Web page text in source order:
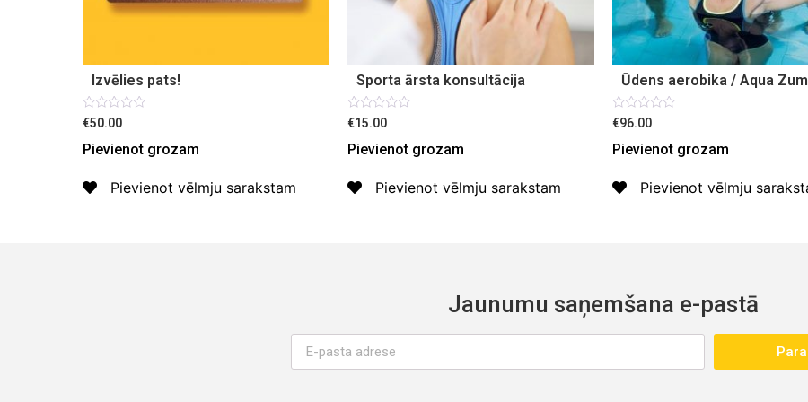
Izvēlies pats!
Novērtēts
ar
0
no
€50.00
Pievienot grozam
Pievienot vēlmju sarakstam
Sporta ārsta konsultācija
Novērtēts
ar
0
no
€15.00
Pievienot grozam
Pievienot vēlmju sarakstam
Ūdens aerobika / Aqua
Novērtēts
ar
0
no
€96.00
Pievienot grozam
Pievienot vēlmju
Jaunumu saņemšana e-pastā